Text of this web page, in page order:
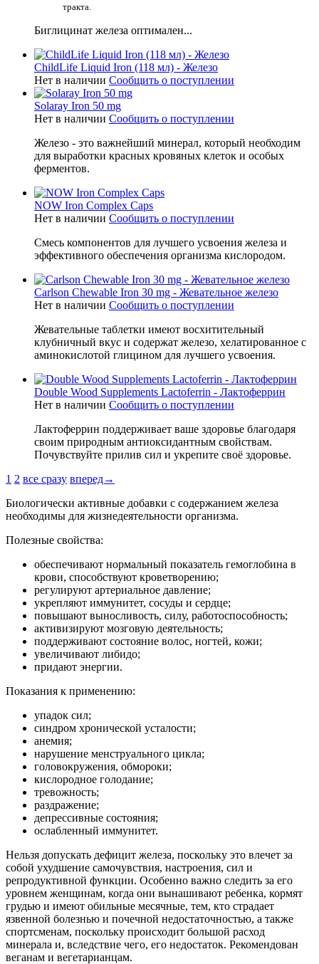
тракта.
Биглицинат железа оптимален...
ChildLife Liquid Iron (118 мл) - Железо
Нет в наличии Сообщить о поступлении
Solaray Iron 50 mg
Нет в наличии Сообщить о поступлении
Железо - это важнейший минерал, который необходим
для выработки красных кровяных клеток и особых
ферментов.
NOW Iron Complex Caps
Нет в наличии Сообщить о поступлении
Смесь компонентов для лучшего усвоения железа и
эффективного обеспечения организма кислородом.
Carlson Chewable Iron 30 mg - Жевательное железо
Нет в наличии Сообщить о поступлении
Жевательные таблетки имеют восхитительный
клубничный вкус и содержат железо, хелатированное с
аминокислотой глицином для лучшего усвоения.
Double Wood Supplements Lactoferrin - Лактоферрин
Нет в наличии Сообщить о поступлении
Лактоферрин поддерживает ваше здоровье благодаря
своим природным антиоксидантным свойствам.
Почувствуйте прилив сил и укрепите своё здоровье.
1 2 все сразу вперед→
Биологически активные добавки с содержанием железа
необходимы для жизнедеятельности организма.
Полезные свойства:
обеспечивают нормальный показатель гемоглобина в
крови, способствуют кроветворению;
регулируют артериальное давление;
укрепляют иммунитет, сосуды и сердце;
повышают выносливость, силу, работоспособность;
активизируют мозговую деятельность;
поддерживают состояние волос, ногтей, кожи;
увеличивают либидо;
придают энергии.
Показания к применению:
упадок сил;
синдром хронической усталости;
анемия;
нарушение менструального цикла;
головокружения, обмороки;
кислородное голодание;
тревожность;
раздражение;
депрессивные состояния;
ослабленный иммунитет.
Нельзя допускать дефицит железа, поскольку это влечет за
собой ухудшение самочувствия, настроения, сил и
репродуктивной функции. Особенно важно следить за его
уровнем женщинам, когда они вынашивают ребенка, кормят
грудью и имеют обильные месячные, тем, кто страдает
язвенной болезнью и почечной недостаточностью, а также
спортсменам, поскольку происходит большой расход
минерала и, вследствие чего, его недостаток. Рекомендован
веганам и вегетарианцам.